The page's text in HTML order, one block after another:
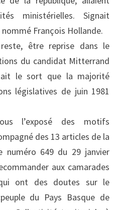
ministérielles. Signait
François Hollande.
être reprise dans le
du candidat Mitterrand
le sort que la majorité
législatives de juin 1981
l’exposé des motifs
des 13 articles de la
numéro 649 du 29 janvier
aux camarades
qui ont des doutes sur le
du Pays Basque de